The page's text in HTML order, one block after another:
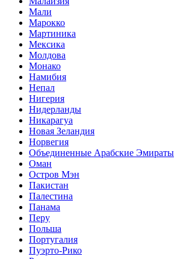
Мали
Марокко
Мартиника
Мексика
Молдова
Монако
Намибия
Непал
Нигерия
Нидерланды
Никарагуа
Новая Зеландия
Норвегия
Объединенные Арабские Эмираты
Оман
Остров Мэн
Пакистан
Палестина
Панама
Перу
Польша
Португалия
Пуэрто-Рико